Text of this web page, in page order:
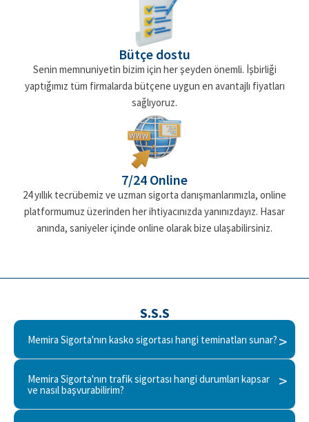
Bütçe dostu
Senin memnuniyetin bizim için her şeyden önemli. İşbirliği
yaptığımız tüm firmalarda bütçene uygun en avantajlı fiyatları
sağlıyoruz.
7/24 Online
24 yıllık tecrübemiz ve uzman sigorta danışmanlarımızla, online
platformumuz üzerinden her ihtiyacınızda yanınızdayız. Hasar
anında, saniyeler içinde online olarak bize ulaşabilirsiniz.
S.S.S
Memira Sigorta'nın kasko sigortası hangi teminatları sunar?
Memira Sigorta'nın trafik sigortası hangi durumları kapsar
ve nasıl başvurabilirim?